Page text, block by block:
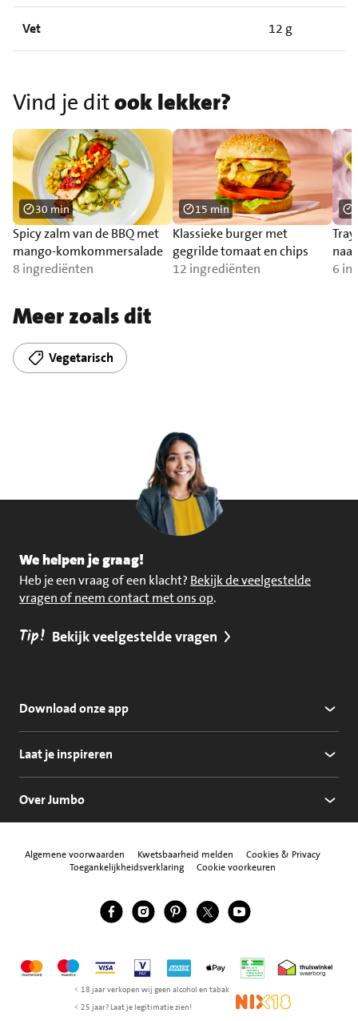
Vet 12 g
Vind je ditook lekker?
Spicy zalm van de BBQ met
mango-komkommersalade
8 ingrediënten
30 min
Klassieke burger met
gegrilde tomaat en chips
12 ingrediënten
15 min
6
Meer zoals dit
Vegetarisch
We helpen je graag!
Heb je een vraag of een klacht? Bekijk de veelgestelde
vragen of neem contact met ons op.
Tip! Bekijk veelgestelde vragen
Download onze app
Laat je inspireren
Over Jumbo
Algemene voorwaarden Kwetsbaarheid melden
Cookies & Privacy
Toegankelijkheidsverklaring
Cookie voorkeuren
Volg ons
Jumbo Facebook
Jumbo Instagram
Jumbo Pinterest
Jumbo Twitter
Jumbo YouTube
MastercardMaestroVisa Vpay American Express
Apple Pay Thuiswinkel
< 18 jaar verkopen wij geen alcohol en tabak
< 25 jaar? Laat je legitimatie zien!
NIX18